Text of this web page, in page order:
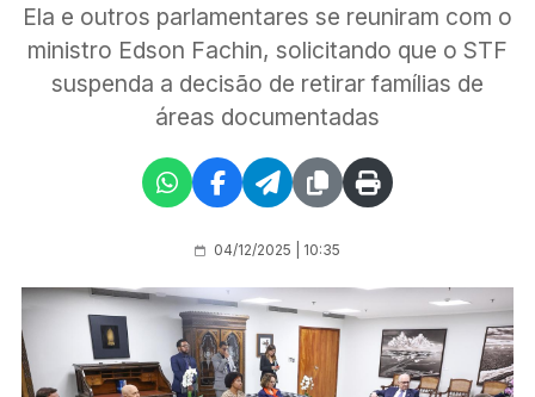
Ela e outros parlamentares se reuniram com o
ministro Edson Fachin, solicitando que o STF
suspenda a decisão de retirar famílias de
áreas documentadas
04/12/2025 | 10:35